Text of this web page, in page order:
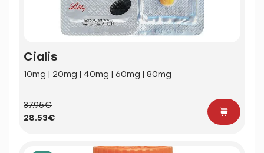
Cialis
10mg | 20mg | 40mg | 60mg | 80mg
37.95€
28.53€